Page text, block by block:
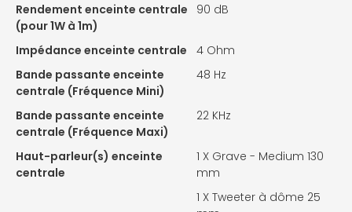
Rendement enceinte centrale
(pour 1W à 1m)
90 dB
Impédance enceinte centrale
4 Ohm
Bande passante enceinte
centrale (Fréquence Mini)
48 Hz
Bande passante enceinte
centrale (Fréquence Maxi)
22 KHz
Haut-parleur(s) enceinte
centrale
1 X Grave - Medium 130
mm
1 X Tweeter à dôme 25